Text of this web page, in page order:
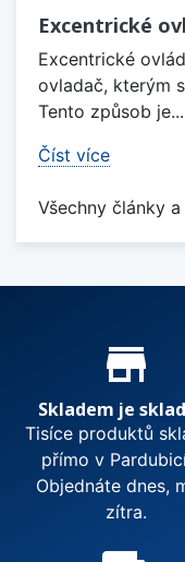
Excentrické
Excentrické
ovladač, kterým
Tento způsob je...
Číst více
Všechny články
Proč nakupovat
store_mall_directory
Skladem je
Tisíce produktů
přímo v
Objednáte dnes,
zítra.